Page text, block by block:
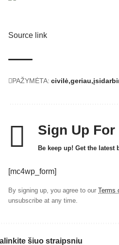
Source link
PAŽYMĖTA: civilė geriau
Sign Up
Be keep up! Get the
[mc4wp_form]
By signing up, you agree to our Terms
unsubscribe at any time.
šiuo straipsniu